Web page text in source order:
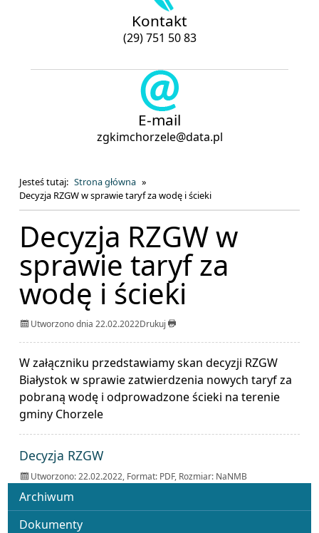
Kontakt
(29) 751 50 83
E-mail
zgkimchorzele@data.pl
Jesteś tutaj: Strona główna
Decyzja RZGW w sprawie taryf za wodę i ścieki
Decyzja RZGW w
sprawie taryf za
wodę i ścieki
Utworzono dnia 22.02.2022Drukuj
W załączniku przedstawiamy skan decyzji RZGW
Białystok w sprawie zatwierdzenia nowych taryf za
pobraną wodę i odprowadzone ścieki na terenie
gminy Chorzele
ZAŁĄCZNIKI
Decyzja RZGW
Utworzono: 22.02.2022, Format: PDF, Rozmiar: NaNMB
Menu
Archiwum
Dokumenty